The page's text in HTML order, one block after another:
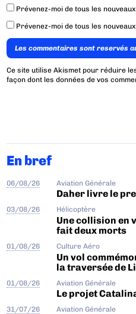
Prévenez-moi de tous les
Prévenez-moi de tous les
Les commentaires sont reservés
Ce site utilise Akismet pour réduire
façon dont les données de vos
En bref
06/08/26 Aviation Générale
Daher livre le
03/08/26 Hélicoptère
Une collision en
fait deux morts
01/08/26 Culture Aéro
Un vol
la traversée de
01/08/26 Aviation Générale
Le projet
31/07/26 Aviation Générale